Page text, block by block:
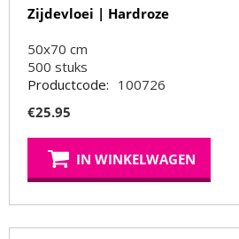
Zijdevloei | Hardroze
50x70 cm
500 stuks
Productcode: 100726
€25.95
IN WINKELWAGEN